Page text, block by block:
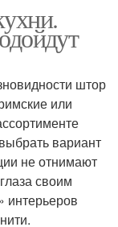
штор
или
вариант
не отнимают
своим
интерьеров